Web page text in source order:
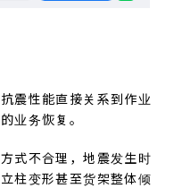
震性能直接关系到作业
业务恢复。
式不合理，地震发生时
柱变形甚至货架整体倾